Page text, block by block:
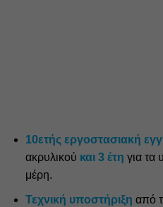
10ετής εργοστασιακή
ακρυλικού και 3 έτη για τα
μέρη.
Τεχνική υποστήριξη από